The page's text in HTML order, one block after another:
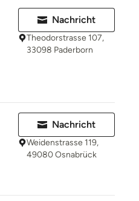
Nachricht
Theodorstrasse 107,
33098 Paderborn
Nachricht
Weidenstrasse 119,
49080 Osnabrück